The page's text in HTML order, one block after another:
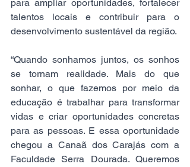
para ampliar oportunidades, fortalecer
talentos locais e contribuir para o
desenvolvimento sustentável da região.
“Quando sonhamos juntos, os sonhos
se tornam realidade. Mais do que
sonhar, o que fazemos por meio da
educação é trabalhar para transformar
vidas e criar oportunidades concretas
para as pessoas. E essa oportunidade
chegou a Canaã dos Carajás com a
Faculdade Serra Dourada. Queremos